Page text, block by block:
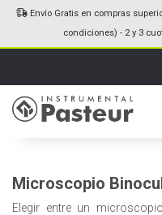
Envío Gratis en compras
condiciones) - 2 y 3
Microscopio
Elegir entre un